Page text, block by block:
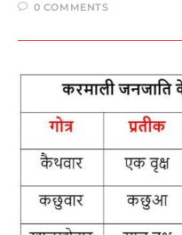
0 COMMENTS